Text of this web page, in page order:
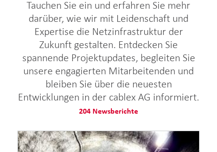
Tauchen Sie ein und erfahren Sie mehr
darüber, wie wir mit Leidenschaft und
Expertise die Netzinfrastruktur der
Zukunft gestalten. Entdecken Sie
spannende Projektupdates, begleiten Sie
unsere engagierten Mitarbeitenden und
bleiben Sie über die neuesten
Entwicklungen in der cablex AG informiert.
204 Newsberichte